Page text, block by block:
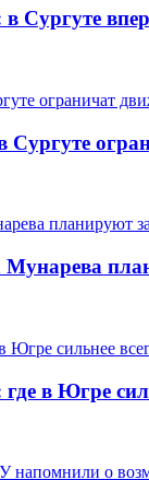
в Сургуте
Мунарева
в Югре